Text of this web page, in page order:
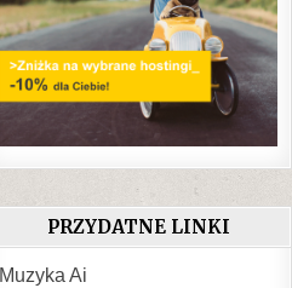
PRZYDATNE LINKI
Muzyka Ai